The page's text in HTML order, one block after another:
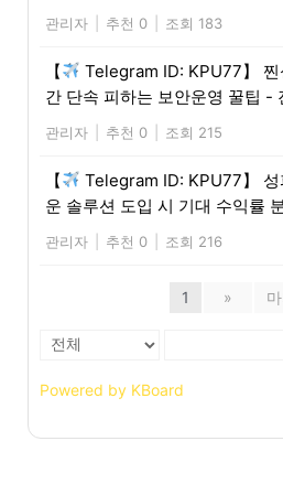
관리자 추천 0 조회 183
【
Telegram ID: KPU77】
간 단속 피하는 보안운영 꿀팁 -
관리자 추천 0 조회 215
【
Telegram ID: KPU77】
운 솔루션 도입 시 기대 수익률
관리자 추천 0 조회 216
1 »
Powered by KBoard